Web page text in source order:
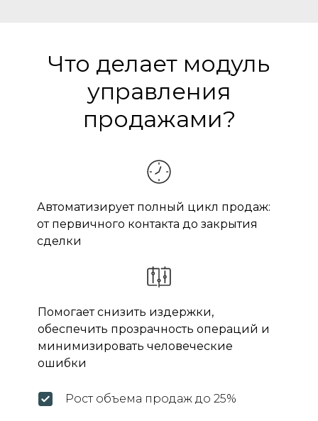
Что делает модуль
управления
продажами?
Рост объема продаж до 25%
Помогает снизить издержки,
обеспечить прозрачность операций и
минимизировать человеческие
ошибки
Автоматизирует полный цикл продаж:
от первичного контакта до закрытия
сделки